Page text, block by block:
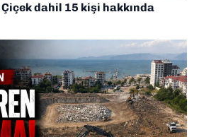
dahil 15 kişi hakkında